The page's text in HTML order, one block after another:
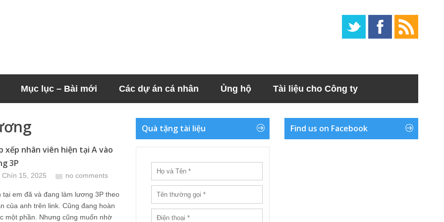
Mục lục – Bài mới Các dự án cá nhân Ủng hộ Tài liệu cho Công ty
xếp nhân viên hiện tại A vào
3P
Chín 15, 2025 no comments
tại em đã và đang làm lương 3P theo
của anh trên link. Cũng đang hoàn
một phần. Nhưng cũng muốn nhờ
Quà tặng tài liệu Find us on Facebook